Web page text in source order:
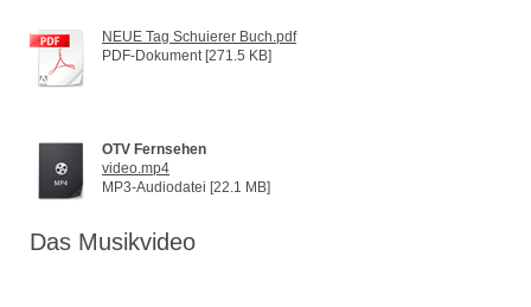
NEUE Tag Schuierer Buch.pdf
PDF-Dokument [271.5 KB]
OTV Fernsehen
video.mp4
MP3-Audiodatei [22.1 MB]
Das Musikvideo